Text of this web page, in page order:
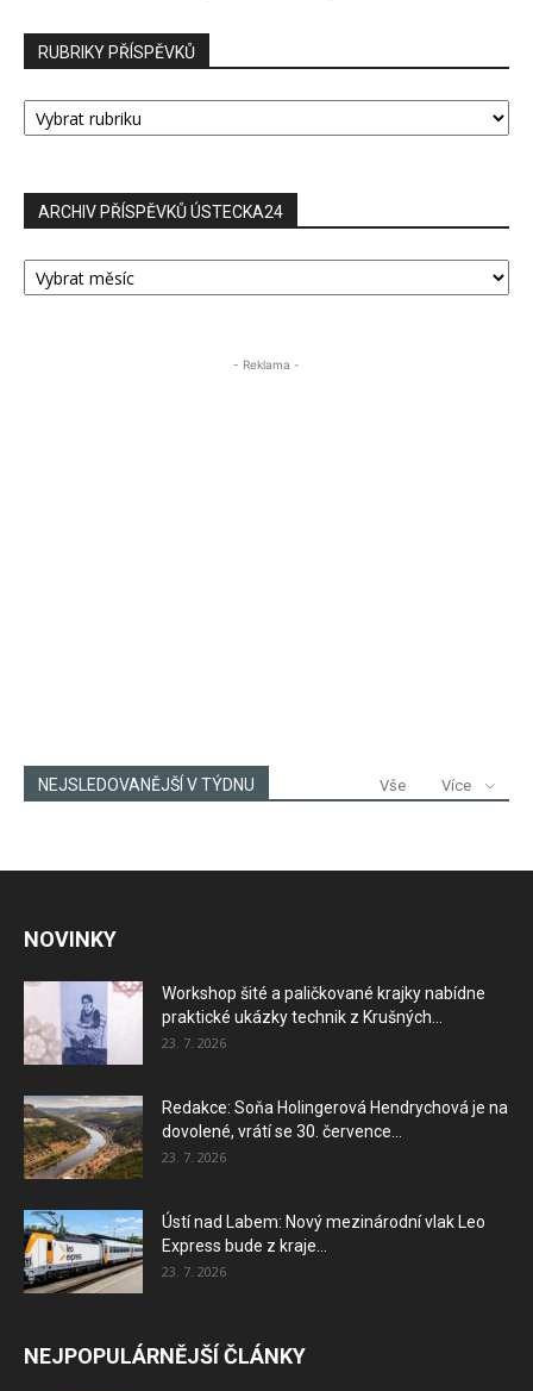
RUBRIKY PŘÍSPĚVKŮ
RUBRIKY
PŘÍSPĚVKŮ
ARCHIV PŘÍSPĚVKŮ ÚSTECKA24
ARCHIV
PŘÍSPĚVKŮ
- Reklama -
NEJSLEDOVANĚJŠÍ V TÝDNU Vše Více
NOVINKY
Workshop šité a paličkované krajky nabídne
praktické ukázky technik z Krušných...
23. 7. 2026
Redakce: Soňa Holingerová Hendrychová je na
dovolené, vrátí se 30. července...
23. 7. 2026
Ústí nad Labem: Nový mezinárodní vlak Leo
Express bude z kraje...
23. 7. 2026
NEJPOPULÁRNĚJŠÍ ČLÁNKY